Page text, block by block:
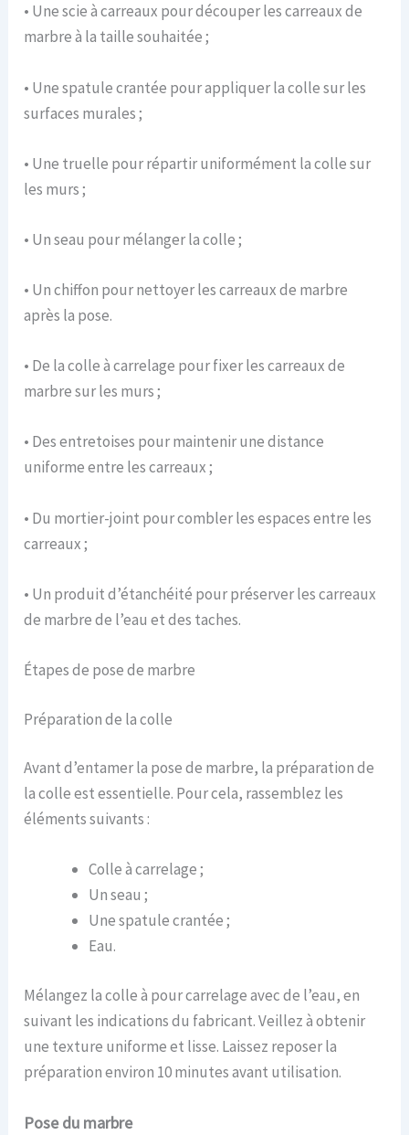
• Une scie à carreaux pour découper les carreaux de
marbre à la taille souhaitée ;
• Une spatule crantée pour appliquer la colle sur les
surfaces murales ;
• Une truelle pour répartir uniformément la colle sur
les murs ;
• Un seau pour mélanger la colle ;
• Un chiffon pour nettoyer les carreaux de marbre
après la pose.
• De la colle à carrelage pour fixer les carreaux de
marbre sur les murs ;
• Des entretoises pour maintenir une distance
uniforme entre les carreaux ;
• Du mortier-joint pour combler les espaces entre les
carreaux ;
• Un produit d’étanchéité pour préserver les carreaux
de marbre de l’eau et des taches.
Étapes de pose de marbre
Préparation de la colle
Avant d’entamer la pose de marbre, la préparation de
la colle est essentielle. Pour cela, rassemblez les
éléments suivants :
Colle à carrelage ;
Un seau ;
Une spatule crantée ;
Eau.
Mélangez la colle à pour carrelage avec de l’eau, en
suivant les indications du fabricant. Veillez à obtenir
une texture uniforme et lisse. Laissez reposer la
préparation environ 10 minutes avant utilisation.
Pose du marbre